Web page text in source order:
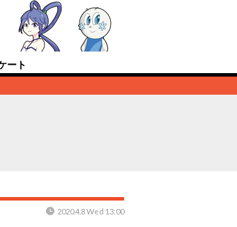
ート
2020.4.8 Wed 13:00